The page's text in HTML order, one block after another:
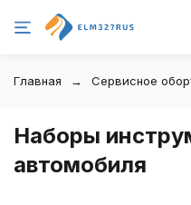
Главная Сервисное
Наборы
автомобиля